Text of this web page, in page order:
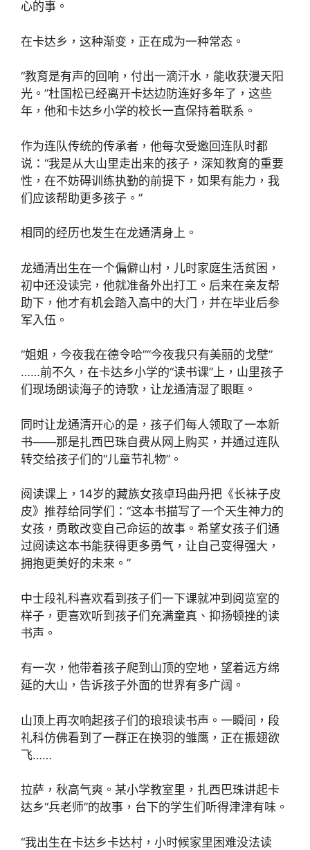
心的事。
在卡达乡，这种渐变，正在成为一种常态。
“教育是有声的回响，付出一滴汗水，能收获漫天阳
光。”杜国松已经离开卡达边防连好多年了，这些
年，他和卡达乡小学的校长一直保持着联系。
作为连队传统的传承者，他每次受邀回连队时都
说：“我是从大山里走出来的孩子，深知教育的重要
性，在不妨碍训练执勤的前提下，如果有能力，我
们应该帮助更多孩子。”
相同的经历也发生在龙通清身上。
龙通清出生在一个偏僻山村，儿时家庭生活贫困，
初中还没读完，他就准备外出打工。后来在亲友帮
助下，他才有机会踏入高中的大门，并在毕业后参
军入伍。
“姐姐，今夜我在德令哈”“今夜我只有美丽的戈壁”
……前不久，在卡达乡小学的“读书课”上，山里孩子
们现场朗读海子的诗歌，让龙通清湿了眼眶。
同时让龙通清开心的是，孩子们每人领取了一本新
书——那是扎西巴珠自费从网上购买，并通过连队
转交给孩子们的“儿童节礼物”。
阅读课上，14岁的藏族女孩卓玛曲丹把《长袜子皮
皮》推荐给同学们：“这本书描写了一个天生神力的
女孩，勇敢改变自己命运的故事。希望女孩子们通
过阅读这本书能获得更多勇气，让自己变得强大，
拥抱更美好的未来。”
中士段礼科喜欢看到孩子们一下课就冲到阅览室的
样子，更喜欢听到孩子们充满童真、抑扬顿挫的读
书声。
有一次，他带着孩子爬到山顶的空地，望着远方绵
延的大山，告诉孩子外面的世界有多广阔。
山顶上再次响起孩子们的琅琅读书声。一瞬间，段
礼科仿佛看到了一群正在换羽的雏鹰，正在振翅欲
飞……
拉萨，秋高气爽。某小学教室里，扎西巴珠讲起卡
达乡“兵老师”的故事，台下的学生们听得津津有味。
“我出生在卡达乡卡达村，小时候家里困难没法读